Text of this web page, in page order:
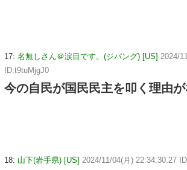
17: 名無しさん＠涙目です。(ジパング) [US] 2024/
ID:t9tuMjgJ0
今の自民が国民民主を叩く理由
18: 山下(岩手県) [US] 2024/11/04(月) 22:34:30.27